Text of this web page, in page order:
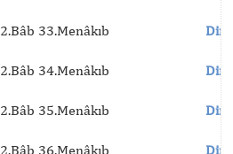
2.Bâb 33.Menâkıb
2.Bâb 34.Menâkıb
2.Bâb 35.Menâkıb
2.Bâb 36.Menâkıb